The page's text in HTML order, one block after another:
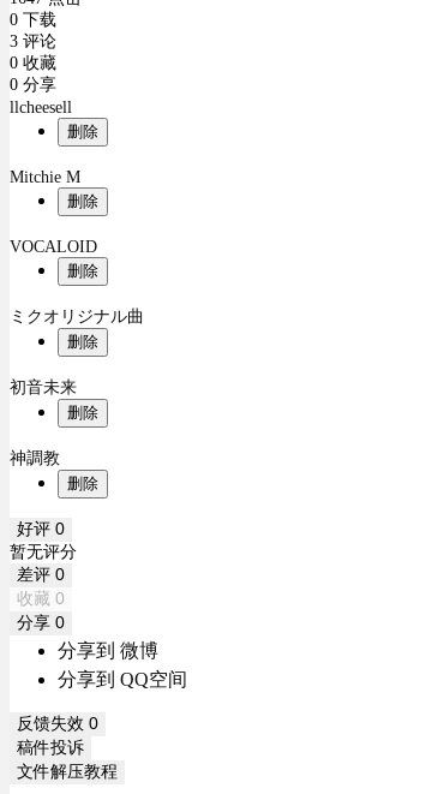
0 下载
3 评论
0 收藏
0 分享
llcheesell
删除
Mitchie M
删除
VOCALOID
删除
ミクオリジナル曲
删除
初音未来
删除
神調教
删除
好评 0
暂无评分
差评 0
收藏 0
分享 0
分享到 微博
分享到 QQ空间
反馈失效 0
稿件投诉
文件解压教程